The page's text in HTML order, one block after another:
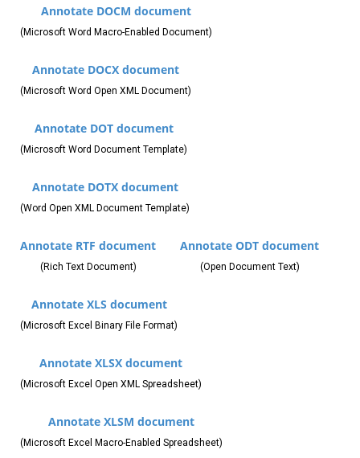
Annotate DOCM document
(Microsoft Word Macro-Enabled Document)
Annotate DOCX document
(Microsoft Word Open XML Document)
Annotate DOT document
(Microsoft Word Document Template)
Annotate DOTX document
(Word Open XML Document Template)
Annotate RTF document
(Rich Text Document)
Annotate ODT document
(Open Document Text)
Annotate XLS document
(Microsoft Excel Binary File Format)
Annotate XLSX document
(Microsoft Excel Open XML Spreadsheet)
Annotate XLSM document
(Microsoft Excel Macro-Enabled Spreadsheet)